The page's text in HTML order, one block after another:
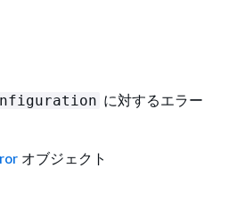
に対するエラー
オブジェクト